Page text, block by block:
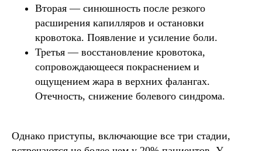
Вторая — синюшность после резкого
расширения капилляров и остановки
кровотока. Появление и усиление боли.
Третья — восстановление кровотока,
сопровождающееся покраснением и
ощущением жара в верхних фалангах.
Отечность, снижение болевого синдрома.
Однако приступы, включающие все три стадии,